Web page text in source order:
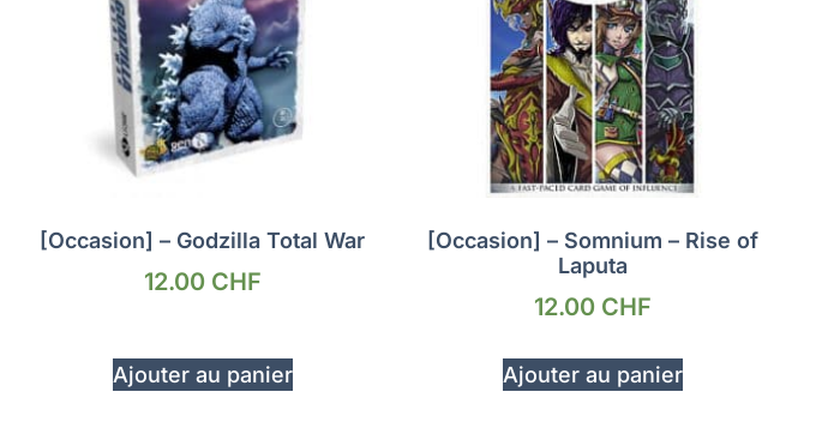
[Occasion] – Godzilla Total War
12.00 CHF
Ajouter au panier
[Occasion] – Somnium – Rise of
Laputa
12.00 CHF
Ajouter au panier